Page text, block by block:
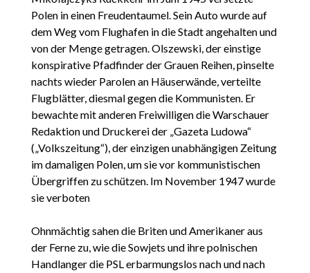
Polen in einen Freudentaumel. Sein Auto wurde auf
dem Weg vom Flughafen in die Stadt angehalten und
von der Menge getragen. Olszewski, der einstige
konspirative Pfadfinder der Grauen Reihen, pinselte
nachts wieder Parolen an Häuserwände, verteilte
Flugblätter, diesmal gegen die Kommunisten. Er
bewachte mit anderen Freiwilligen die Warschauer
Redaktion und Druckerei der „Gazeta Ludowa“
(„Volkszeitung“), der einzigen unabhängigen Zeitung
im damaligen Polen, um sie vor kommunistischen
Übergriffen zu schützen. Im November 1947 wurde
sie verboten
Ohnmächtig sahen die Briten und Amerikaner aus
der Ferne zu, wie die Sowjets und ihre polnischen
Handlanger die PSL erbarmungslos nach und nach